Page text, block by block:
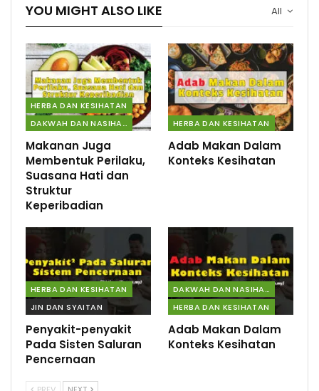
All
YOU MIGHT ALSO LIKE
HERBA DAN KESIHATAN
DAKWAH DAN NASIHAT
Makanan Juga
Membentuk Perilaku,
Suasana Hati dan
Struktur
Keperibadian
HERBA DAN KESIHATAN
Adab Makan Dalam
Konteks Kesihatan
HERBA DAN KESIHATAN
JIN DAN SYAITAN
Penyakit-penyakit
Pada Sisten Saluran
Pencernaan
DAKWAH DAN NASIHAT
HERBA DAN KESIHATAN
Adab Makan Dalam
Konteks Kesihatan